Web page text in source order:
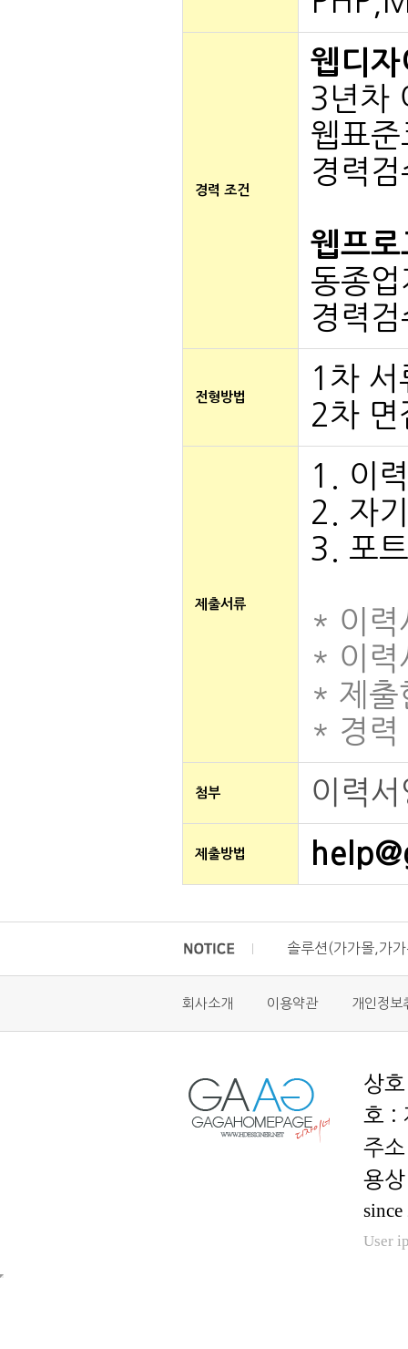
경력 조건
웹디
3년차
웹표
경력
웹프
동종
경력
전형방법
1차 서
2차 면
제출서류
1. 이
2. 자
3. 포
* 이력
* 이력
* 제출
* 경력
첨부 이력
제출방법
솔루션(가가몰,가
솔루션(가가몰,가
솔루션(가가몰,가
도로명주소 우편번
회사소개 이용약관 개인정보
호 :
용
User